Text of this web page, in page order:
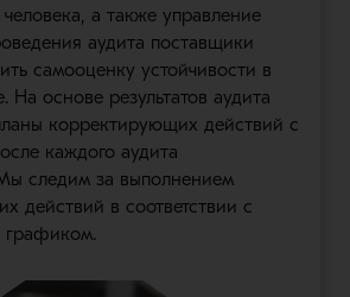
а также управление
аудита поставщики
самооценку устойчивости в
На основе результатов аудита
корректирующих действий с
каждого аудита
следим за выполнением
действий в соответствии с
графиком.